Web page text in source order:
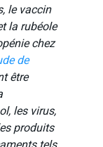
le vaccin
la rubéole
chez
de
être
les virus,
produits